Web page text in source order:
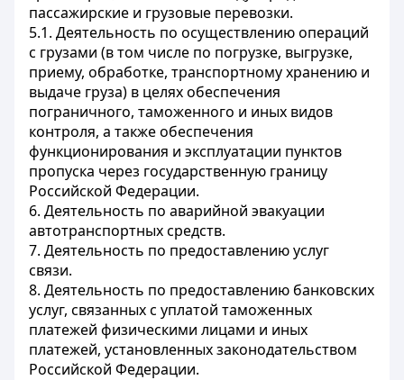
пассажирские и грузовые перевозки.
5.1. Деятельность по осуществлению операций
с грузами (в том числе по погрузке, выгрузке,
приему, обработке, транспортному хранению и
выдаче груза) в целях обеспечения
пограничного, таможенного и иных видов
контроля, а также обеспечения
функционирования и эксплуатации пунктов
пропуска через государственную границу
Российской Федерации.
6. Деятельность по аварийной эвакуации
автотранспортных средств.
7. Деятельность по предоставлению услуг
связи.
8. Деятельность по предоставлению банковских
услуг, связанных с уплатой таможенных
платежей физическими лицами и иных
платежей, установленных законодательством
Российской Федерации.